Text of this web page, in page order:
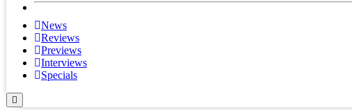
News
Reviews
Previews
Interviews
Specials